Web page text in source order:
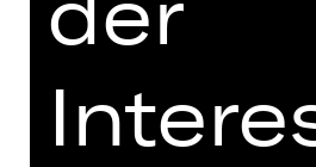
Monumentalwerk um
folkloristisches
Lightfoot, das den
Doppelabends